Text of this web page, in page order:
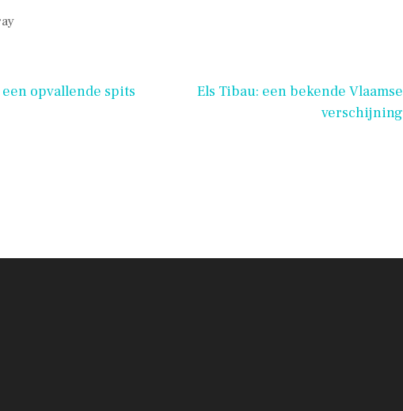
opvallende spits
Els Tibau: een bekende Vlaamse
verschijning